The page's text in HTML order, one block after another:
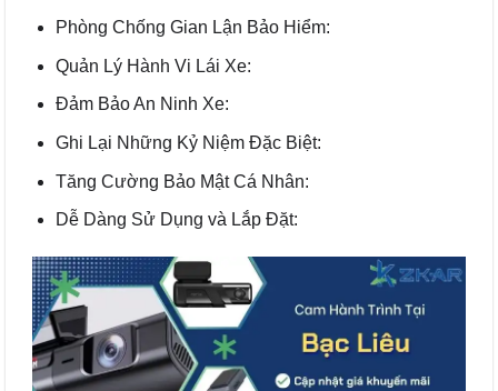
Phòng Chống Gian Lận Bảo Hiểm:
Quản Lý Hành Vi Lái Xe:
Đảm Bảo An Ninh Xe:
Ghi Lại Những Kỷ Niệm Đặc Biệt:
Tăng Cường Bảo Mật Cá Nhân:
Dễ Dàng Sử Dụng và Lắp Đặt: